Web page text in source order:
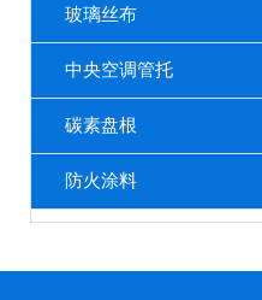
玻璃丝布
中央空调管托
碳素盘根
防火涂料